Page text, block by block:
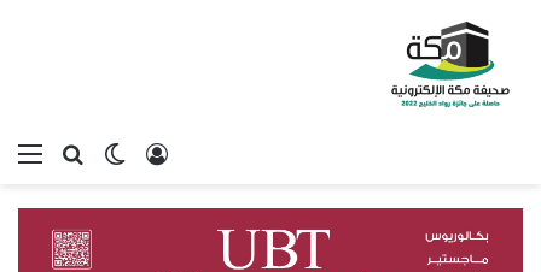
بحثالوضع
تسجيل الدخول